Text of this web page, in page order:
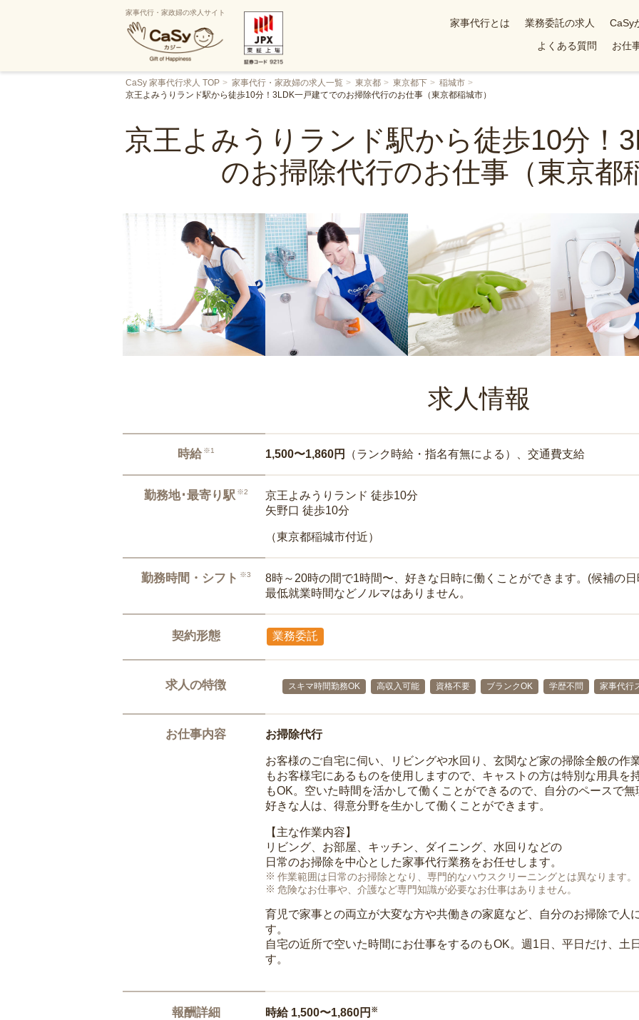
家事代行・家政婦の求人サイト
家事代行とは 業務委託の求人 CaSy
よくある質問
お仕
CaSy 家事代行求人 TOP 家事代行・家政婦の求人一覧 東京都 東京都下
稲城市
京王よみうりランド駅から徒歩10分！3LDK一戸建てでのお掃除代行のお仕事（東京都稲城市）
京王よみうりランド駅から徒歩10分！
のお掃除代行のお仕事（東京都
求人情報
時給 ※1 1,500〜1,860円 （ランク時給・指名有無による）、交通費支給
勤務地･最寄り駅 ※2
京王よみうりランド 徒歩10分
矢野口 徒歩10分
（東京都稲城市付近）
勤務時間・シフト ※3
8時～20時の間で1時間〜、好きな日時に働くことができます。(候補の
最低就業時間などノルマはありません。
契約形態 業務委託
求人の特徴 スキマ時間勤務OK 高収入可能 資格不要 ブランクOK 学歴不問 家事代行
お仕事内容 お掃除代行
お客様のご自宅に伺い、リビングや水回り、玄関など家の掃除全般の作
もお客様宅にあるものを使用しますので、キャストの方は特別な用具を
もOK。空いた時間を活かして働くことができるので、自分のペースで
好きな人は、得意分野を生かして働くことができます。
【主な作業内容】
リビング、お部屋、キッチン、ダイニング、水回りなどの
日常のお掃除を中心とした家事代行業務をお任せします。
作業範囲は日常のお掃除となり、専門的なハウスクリーニングとは異なります。
危険なお仕事や、介護など専門知識が必要なお仕事はありません。
育児で家事との両立が大変な方や共働きの家庭など、自分のお掃除で人
す。
自宅の近所で空いた時間にお仕事をするのもOK。週1日、平日だけ、土
す。
報酬詳細 時給 1,500〜1,860円 ※